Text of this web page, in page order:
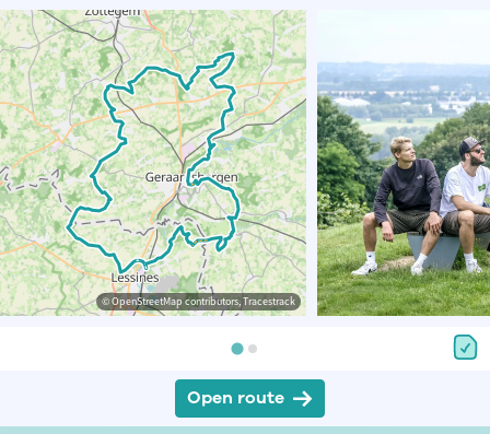
© OpenStreetMap contributors, Tracestrack
Open route